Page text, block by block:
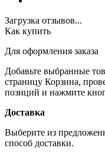
Загрузка отзывов...
Как купить
Для оформления заказа
Добавьте выбранные
страницу Корзина,
позиций и нажмите
Доставка
Выберите из
способ доставки.